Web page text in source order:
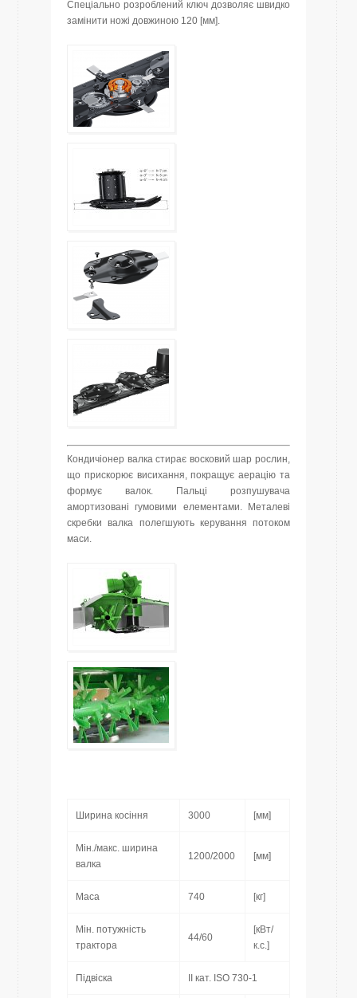
Спеціально розроблений ключ дозволяє швидко
замінити ножі довжиною 120 [мм].
Кондичіонер валка стирає восковий шар рослин,
що прискорює висихання, покращує аерацію та
формує валок. Пальці розпушувача
амортизовані гумовими елементами. Металеві
скребки валка полегшують керування потоком
маси.
Ширина косіння 3000 [мм]
Мін./макс. ширина
валка
1200/2000 [мм]
Маса 740 [кг]
Мін. потужність
трактора
44/60
[кВт/
к.с.]
Підвіска II кат. ISO 730-1